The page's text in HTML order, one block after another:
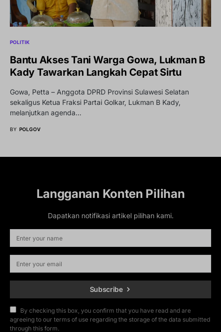
POLITIK
Bantu Akses Tani Warga Gowa, Lukman B
Kady Tawarkan Langkah Cepat Sirtu
Gowa, Petta – Anggota DPRD Provinsi Sulawesi Selatan
sekaligus Ketua Fraksi Partai Golkar, Lukman B Kady,
melanjutkan agenda…
BY POLGOV
Langganan Konten Pilihan
Dapatkan notifikasi artikel pilihan kami.
Subscribe
By checking this box, you confirm that you have read and are
agreeing to our terms of use regarding the storage of the data submitted
through this form.